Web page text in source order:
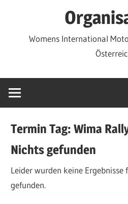
Womens International
Termin Tag:Wima
Nichts gefunden
Leider wurden keine
gefunden.